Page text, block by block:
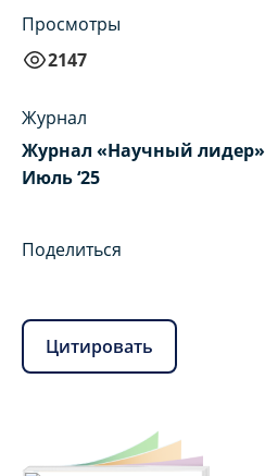
Просмотры
2147
Журнал
Журнал «Научный лидер»
Июль ‘25
Поделиться
Цитировать